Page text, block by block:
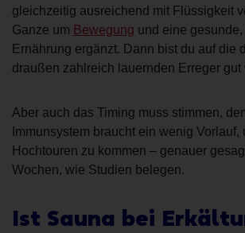
gleichzeitig ausreichend mit Flüssigkeit
Ganze um Bewegung und eine
Ernährung ergänzt. Dann bist du auf die
draußen zahlreich lauernden Erreger gut
Aber auch das Timing muss stimmen,
Immunsystem braucht ein wenig Vorlauf,
Hochtouren zu kommen – genauer
Wochen, wie Studien belegen.
Ist Sauna bei